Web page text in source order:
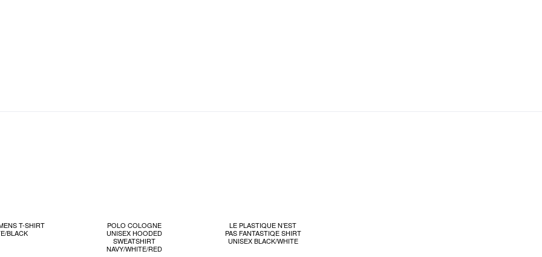
T-SHIRT
BLACK
POLO COLOGNE
UNISEX HOODED
SWEATSHIRT
NAVY/WHITE/RED
LE PLASTIQUE N’EST
PAS FANTASTIQE SHIRT
UNISEX BLACK/WHITE